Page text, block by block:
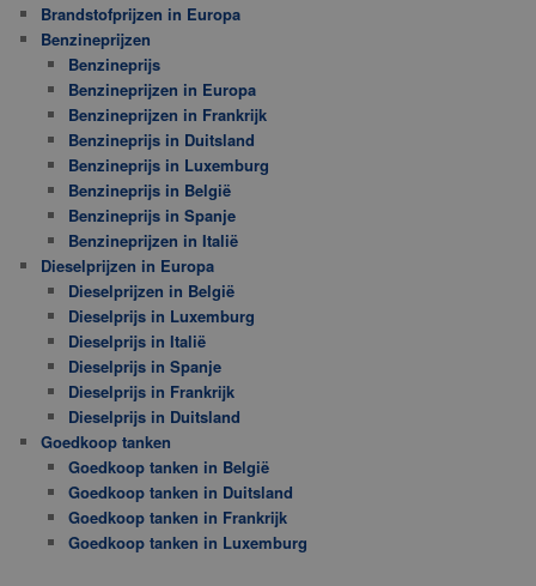
Brandstofprijzen in Europa
Benzineprijzen
Benzineprijs
Benzineprijzen in Europa
Benzineprijzen in Frankrijk
Benzineprijs in Duitsland
Benzineprijs in Luxemburg
Benzineprijs in België
Benzineprijs in Spanje
Benzineprijzen in Italië
Dieselprijzen in Europa
Dieselprijzen in België
Dieselprijs in Luxemburg
Dieselprijs in Italië
Dieselprijs in Spanje
Dieselprijs in Frankrijk
Dieselprijs in Duitsland
Goedkoop tanken
Goedkoop tanken in België
Goedkoop tanken in Duitsland
Goedkoop tanken in Frankrijk
Goedkoop tanken in Luxemburg